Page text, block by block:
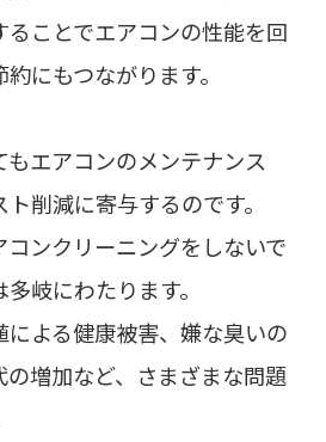
ることでエアコンの性能を回
にもつながります。
もエアコンのメンテナンス
削減に寄与するのです。
ンクリーニングをしないで
岐にわたります。
による健康被害、嫌な臭いの
増加など、さまざまな問題